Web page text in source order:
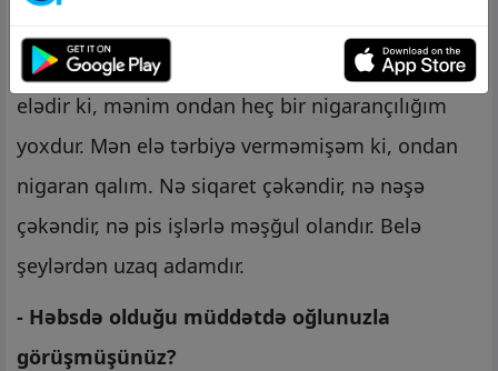
oğlum olduğuna görə demirəm, onun tərbiyəsi
elədir ki, mənim ondan heç bir nigarançılığım
yoxdur. Mən elə tərbiyə verməmişəm ki, ondan
nigaran qalım. Nə siqaret çəkəndir, nə nəşə
çəkəndir, nə pis işlərlə məşğul olandır. Belə
şeylərdən uzaq adamdır.
- Həbsdə olduğu müddətdə oğlunuzla
görüşmüşünüz?